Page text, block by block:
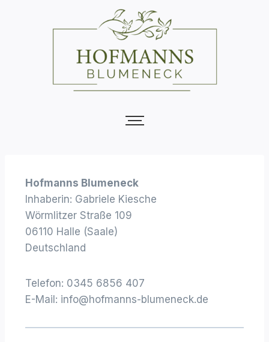
Hofmanns Blumeneck
Inhaberin: Gabriele Kiesche
Wörmlitzer Straße 109
06110 Halle (Saale)
Deutschland
Telefon: 0345 6856 407
E-Mail: info@hofmanns-blumeneck.de